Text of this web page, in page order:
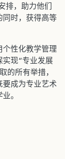
排，助力他们
同时，获得高等
个性化教学管理
现“专业发展
的所有举措，
成为专业艺术
。